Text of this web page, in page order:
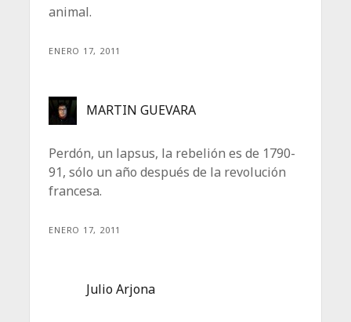
animal.
ENERO 17, 2011
MARTIN GUEVARA
Perdón, un lapsus, la rebelión es de 1790-
91, sólo un año después de la revolución
francesa.
ENERO 17, 2011
Julio Arjona